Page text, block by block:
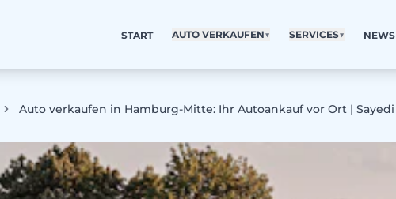
START AUTO VERKAUFEN▼ SERVICES▼ NEWS
Auto verkaufen in Hamburg-Mitte: Ihr Autoankauf vor Ort | Sayedi